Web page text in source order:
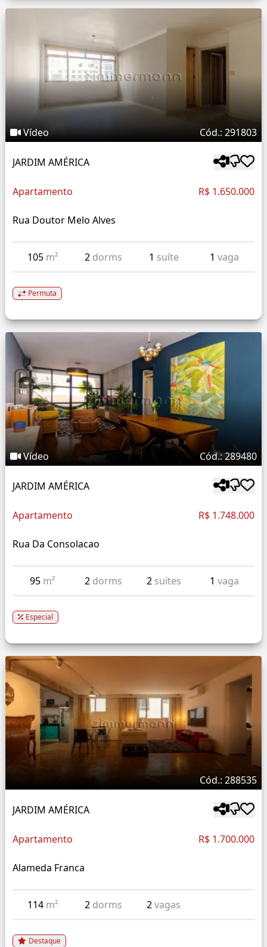
Vídeo Cód.: 291803
JARDIM AMÉRICA
Apartamento R$ 1.650.000
Rua Doutor Melo Alves
105 m² 2 dorms 1 suíte 1 vaga
Permuta
Vídeo Cód.: 289480
JARDIM AMÉRICA
Apartamento R$ 1.748.000
Rua Da Consolacao
95 m² 2 dorms 2 suítes 1 vaga
Especial
Cód.: 288535
JARDIM AMÉRICA
Apartamento R$ 1.700.000
Alameda Franca
114 m² 2 dorms 2vagas
Destaque